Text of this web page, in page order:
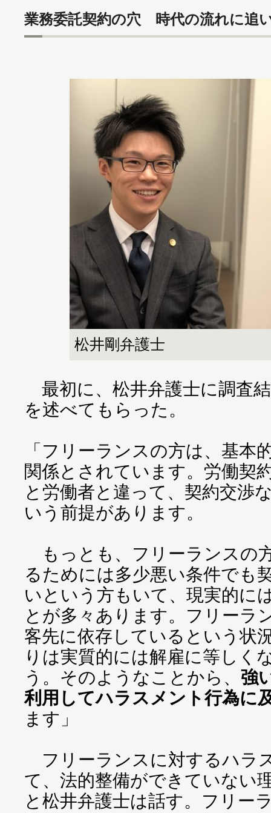
業務委託契約の穴 時代の流れに追
松井剛弁護士
最初に、松井弁護士に調査
を述べてもらった。
「フリーランスの方は、基本
関係とされています。労働契
と労働者と違って、契約交渉
いう前提があります。
もっとも、フリーランスの
るためには多少悪い条件でも
いという方もいて、現実的に
とが多々あります。フリーラ
客先に依存しているという状
りは実質的には解雇に等しく
う。そのようなことから、 強
利用してハラスメント行為に
ます」
フリーランスに対するハラ
て、法的整備ができていない
と松井弁護士は話す。フリー